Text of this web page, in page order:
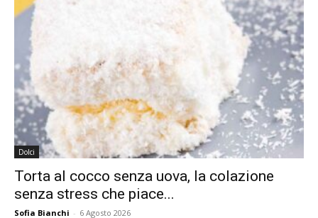
Dolci
Torta al cocco senza uova, la colazione
senza stress che piace...
Sofia Bianchi - 6 Agosto 2026